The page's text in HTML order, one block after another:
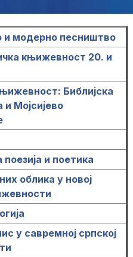
и модерно песништво
књижевност 20. и
Библијска
и Мојсијево
поезија и поетика
облика у новој
у савремној српској